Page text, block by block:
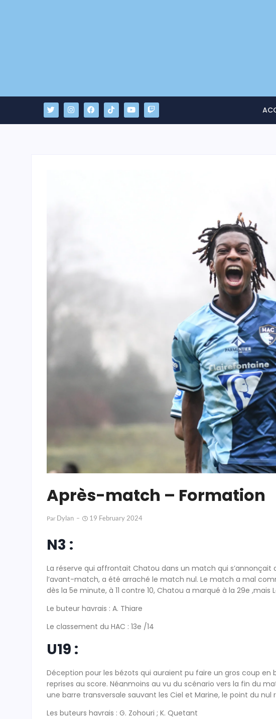
Après-match – Formation
Par Dylan 19 February 2024
N3 :
La réserve qui affrontait Chatou dans un match qui s’annonçait
l’avant-match, a été arraché le match nul. Le match a mal
dès la 5e minute, à 11 contre 10, Chatou a marqué à la 29e ,mais
Le buteur havrais : A. Thiare
Le classement du HAC : 13e /14
U19 :
Déception pour les bézots qui auraient pu faire un gros coup
reprises au score. Néanmoins au vu du scénario vers la fin du
une barre transversale sauvant les Ciel et Marine, le point du nul
Les buteurs havrais : G. Zohouri ; K. Quetant